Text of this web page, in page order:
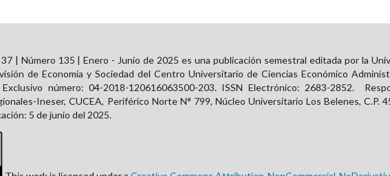
| Número 135 | Enero - Junio de 2025 es una publicación semestral editada por la
de Economía y Sociedad del Centro Universitario de Ciencias Económico
número: 04-2018-120616063500-203. ISSN Electrónico: 2683-2852.
Ineser, CUCEA, Periférico Norte N° 799, Núcleo Universitario Los Belenes, C.P.
5 de junio del 2025.